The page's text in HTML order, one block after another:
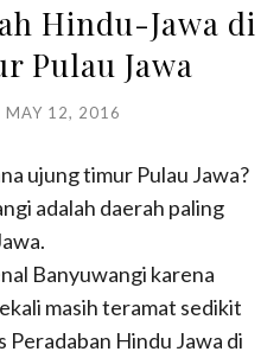
Hindu-Jawa di
Pulau Jawa
MAY 12, 2016
ujung timur Pulau Jawa?
adalah daerah paling
Banyuwangi karena
masih teramat sedikit
Peradaban Hindu Jawa di